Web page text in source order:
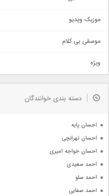
سنتی
اهنگ بندرعباسی
دمو
مذهبی
جدیدترین ها
موزیک ویدیو
موسقی بی کلام
ویژه
دسته بندی خوانندگان
احسان پایه
احسان تهرانچی
احسان خواجه امیری
احمد سعیدی
احمد سلو
احمد صفایی